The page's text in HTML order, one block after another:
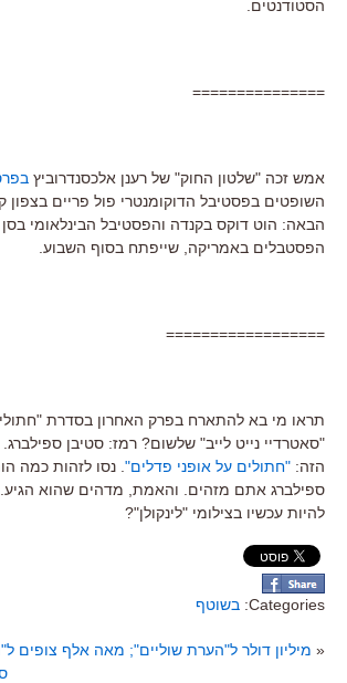
הסטודנטים.
===============
אמש זכה "שלטון החוק" של רענן אלכסנדרוביץ
השופטים בפסטיבל הדוקומנטרי פול פריים בצפון
הבאה: הוט דוקס בקנדה והפסטיבל הבינלאומי בסן
הפסטבלים באמריקה, שייפתח בסוף השבוע.
==================
תראו מי בא להתארח בפרק האחרון בסדרת "חתולי
"סאטרדיי נייט לייב" שלשום? רמז: סטיבן ספילברג.
הזה: "חתולים על אופני פדלים" . נסו לזהות כמה
ספילברג אתם מזהים. והאמת, מדהים שהוא
להיות עכשיו בצילומי "לינקולן"?
Categories: בשוטף
« מיליון דולר ל"הערת שוליים"; מאה אלף צופים